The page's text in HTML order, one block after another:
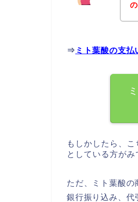
⇒ ミト葉酸の支
もしかしたら、
としている方がみ
ただ、ミト葉酸の
銀行振り込み、代